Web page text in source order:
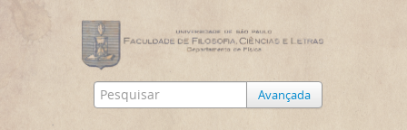
Avançada